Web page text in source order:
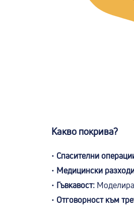
Какво покрива?
• Спасителни
• Медицински
• Гъвкавост:
• Отговорност към